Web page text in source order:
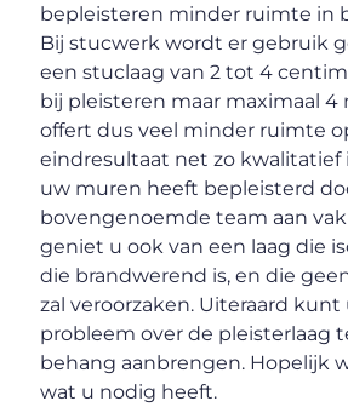
bepleisteren minder ruimte in
Bij stucwerk wordt er gebruik
een stuclaag van 2 tot 4
bij pleisteren maar maximaal 4
offert dus veel minder ruimte
eindresultaat net zo kwalitatief
uw muren heeft bepleisterd
bovengenoemde team aan
geniet u ook van een laag die
die brandwerend is, en die
zal veroorzaken. Uiteraard kunt
probleem over de pleisterlaag
behang aanbrengen. Hopelijk
wat u nodig heeft.